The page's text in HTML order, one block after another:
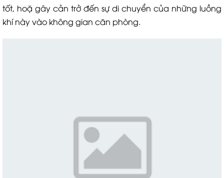
tốt, hoặ gây cản trở đến sự di chuyển của những luồng
khí này vào không gian căn phòng.